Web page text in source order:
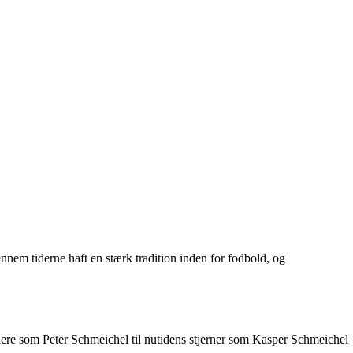
tiderne haft en stærk tradition inden for fodbold, og
som Peter Schmeichel til nutidens stjerner som Kasper Schmeichel